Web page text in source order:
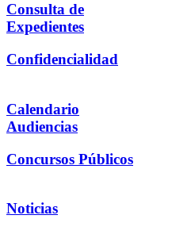
Consulta de
Expedientes
Confidencialidad
Calendario
Audiencias
Concursos Públicos
Noticias